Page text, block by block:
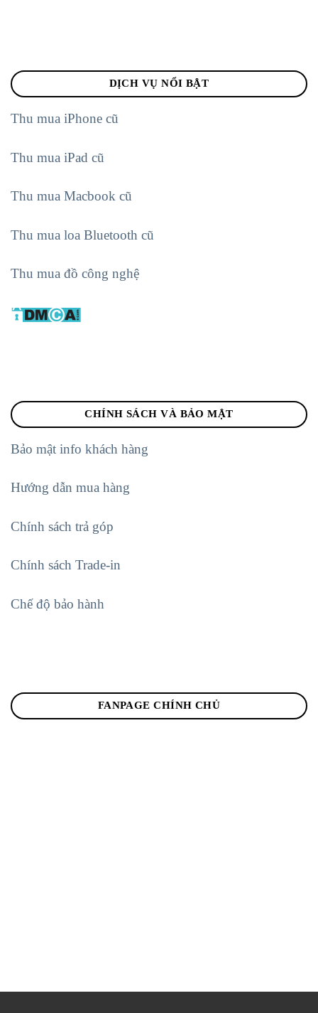
DỊCH VỤ NỔI BẬT
Thu mua iPhone cũ
Thu mua iPad cũ
Thu mua Macbook cũ
Thu mua loa Bluetooth cũ
Thu mua đồ công nghệ
CHÍNH SÁCH VÀ BẢO MẬT
Bảo mật info khách hàng
Hướng dẫn mua hàng
Chính sách trả góp
Chính sách Trade-in
Chế độ bảo hành
FANPAGE CHÍNH CHỦ